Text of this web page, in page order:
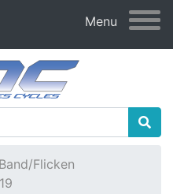
Menu
Flicken